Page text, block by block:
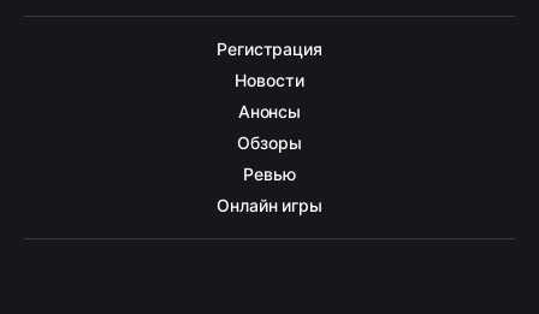
Регистрация
Новости
Анонсы
Обзоры
Ревью
Онлайн игры